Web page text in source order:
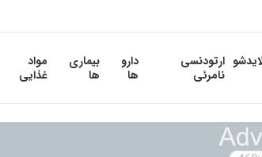
ارتودنسی
نامرئی
دارو
ها
بیماری
ها
مواد
غذایی